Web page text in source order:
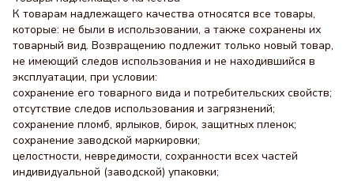
К товарам надлежащего качества относятся все товары,
которые: не были в использовании, а также сохранены их
товарный вид. Возвращению подлежит только новый товар,
не имеющий следов использования и не находившийся в
эксплуатации, при условии:
сохранение его товарного вида и потребительских свойств;
отсутствие следов использования и загрязнений;
сохранение пломб, ярлыков, бирок, защитных пленок;
сохранение заводской маркировки;
целостности, невредимости, сохранности всех частей
индивидуальной (заводской) упаковки;